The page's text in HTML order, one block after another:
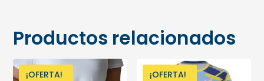
Productos relacionados
¡OFERTA! ¡OFERTA!